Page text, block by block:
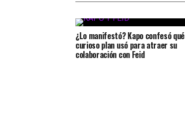
¿Lo manifestó? Kapo confesó qué
curioso plan usó para atraer su
colaboración con Feid